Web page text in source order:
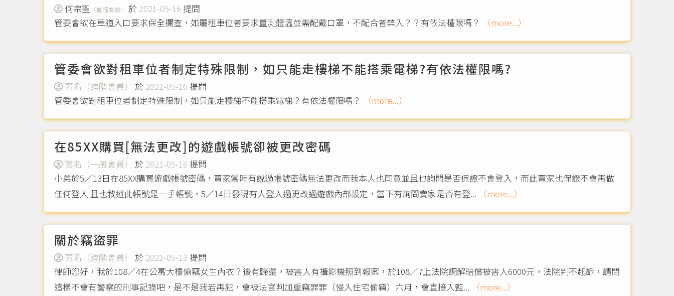
何宗聖 （進階會員） 於 2021-05-16 提問
管委會欲在車道入口要求保全攔查，如屬租車位者要求量測體溫並需配戴口罩，不配合者禁入？？有依法權限嗎？
（more...）
管委會欲對租車位者制定特殊限制，如只能走樓梯不能搭乘電梯?有依法權限嗎?
匿名（進階會員） 於 2021-05-16 提問
管委會欲對租車位者制定特殊限制，如只能走樓梯不能搭乘電梯？有依法權限嗎？
（more...）
在85XX購買[無法更改]的遊戲帳號卻被更改密碼
匿名（一般會員） 於 2021-05-16 提問
小弟於5／13日在85XX購買遊戲帳號密碼，賣家當時有說過帳號密碼無法更改而我本人也同意並且也詢問是否保證不會登入，而此賣家也保證不會再做
任何登入 且也敘述此帳號是一手帳號，5／14日發現有人登入過更改過遊戲內部設定，當下有詢問賣家是否有登...
（more...）
關於竊盜罪
匿名（進階會員） 於 2021-05-13 提問
律師您好，我於108／4在公寓大樓偷竊女生內衣？後有歸還，被害人有攝影機照到報案，於108／7上法院調解賠償被害人6000元，法院判不起訴，請問
這樣不會有警察的刑事記錄吧，是不是我若再犯，會被法官判加重竊罪罪（侵入住宅偷竊）六月，會直接入監...
（more...）